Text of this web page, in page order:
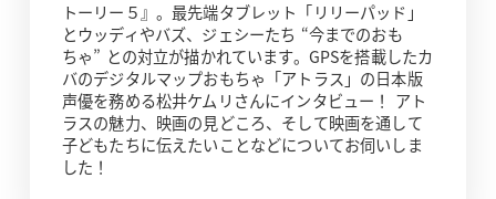
トーリー５』。最先端タブレット「リリーパッド」
とウッディやバズ、ジェシーたち “今までのおも
ちゃ” との対立が描かれています。GPSを搭載したカ
バのデジタルマップおもちゃ「アトラス」の日本版
声優を務める松井ケムリさんにインタビュー！ アト
ラスの魅力、映画の見どころ、そして映画を通して
子どもたちに伝えたいことなどについてお伺いしま
した！